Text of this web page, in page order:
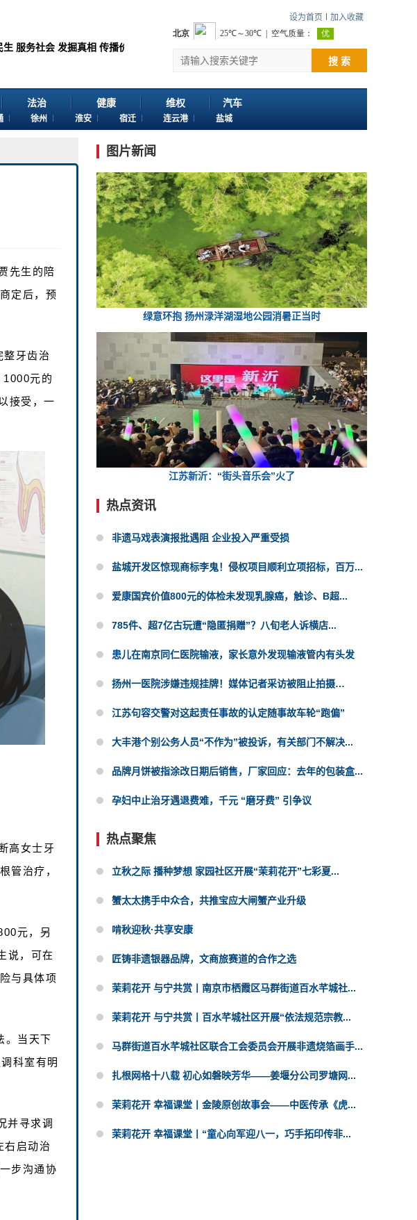
设为首页 加入收藏
务社会 发掘真相 传播价值 感谢您浏览江苏苏讯网。 欢迎投稿：邮箱724922822@qq.com 客
搜 索
法治 健康 维权 汽车
徐州 淮安 宿迁 连云港 盐城
先生的陪
定后，预
整牙齿治
1000元的
接受，一
高女士牙
管治疗，
元，另
说，可在
与具体项
。当天下
科室有明
并寻求调
右启动治
步沟通协
图片新闻
绿意环抱 扬州渌洋湖湿地公园消暑正当时
江苏新沂：“街头音乐会”火了
热点资讯
非遗马戏表演报批遇阻 企业投入严重受损
盐城开发区惊现商标李鬼！侵权项目顺利立项招标，百万...
爱康国宾价值800元的体检未发现乳腺癌，触诊、B超...
785件、超7亿古玩遭“隐匿捐赠”？八旬老人诉横店...
患儿在南京同仁医院输液，家长意外发现输液管内有头发
扬州一医院涉嫌违规挂牌！媒体记者采访被阻止拍摄…
江苏句容交警对这起责任事故的认定随事故车轮“跑偏”
大丰港个别公务人员“不作为”被投诉，有关部门不解决...
品牌月饼被指涂改日期后销售，厂家回应：去年的包装盒...
孕妇中止治牙遇退费难，千元 “磨牙费” 引争议
热点聚焦
立秋之际 播种梦想 家园社区开展“茉莉花开”七彩夏...
蟹太太携手中众合，共推宝应大闸蟹产业升级
啃秋迎秋·共享安康
匠铸非遗银器品牌，文商旅赛道的合作之选
茉莉花开 与宁共赏丨南京市栖霞区马群街道百水芊城社...
茉莉花开 与宁共赏丨百水芊城社区开展“依法规范宗教...
马群街道百水芊城社区联合工会委员会开展非遗烧箔画手...
扎根网格十八载 初心如磐映芳华——姜堰分公司罗塘网...
茉莉花开 幸福课堂丨金陵原创故事会——中医传承《虎...
茉莉花开 幸福课堂丨“童心向军迎八一，巧手拓印传非...